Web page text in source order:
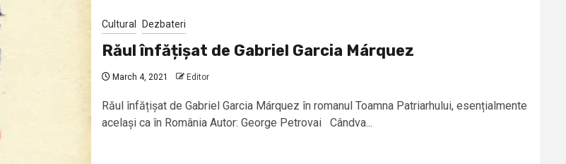
Cultural Dezbateri
Răul înfățișat de Gabriel Garcia Márquez
March 4, 2021 Editor
Răul înfățișat de Gabriel Garcia Márquez în romanul Toamna Patriarhului, esențialmente
același ca în România Autor: George Petrovai Cândva...